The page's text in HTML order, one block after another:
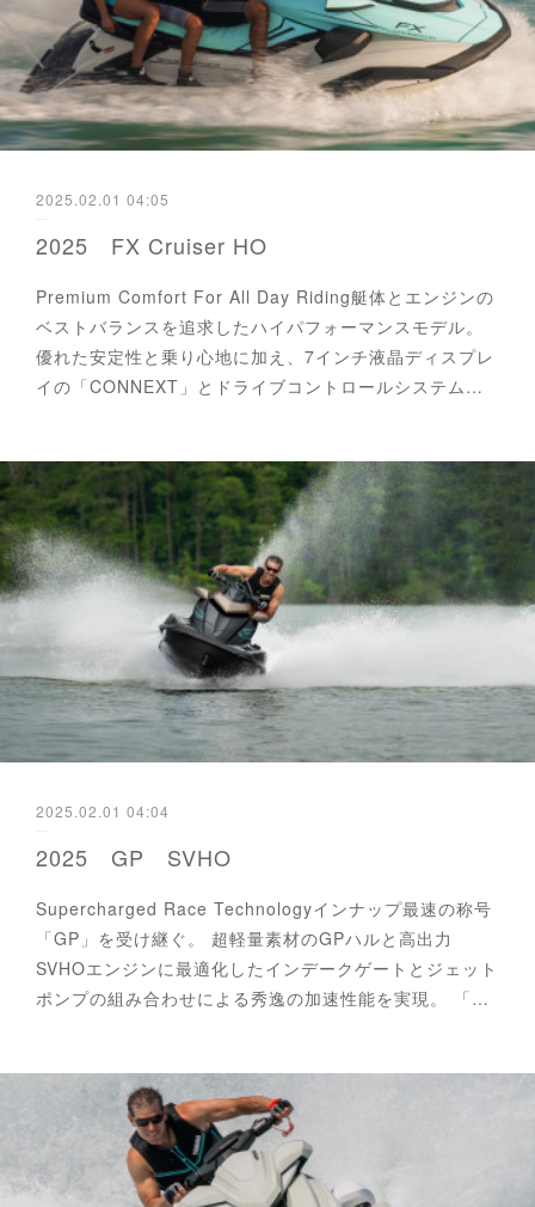
2025.02.01 04:05
2025 FX Cruiser HO
Premium Comfort For All Day Riding艇体とエンジンの
ベストバランスを追求したハイパフォーマンスモデル。
優れた安定性と乗り心地に加え、7インチ液晶ディスプレ
イの「CONNEXT」とドライブコントロールシステム…
2025.02.01 04:04
2025 GP SVHO
Supercharged Race Technologyインナップ最速の称号
「GP」を受け継ぐ。 超軽量素材のGPハルと高出力
SVHOエンジンに最適化したインデークゲートとジェット
ポンプの組み合わせによる秀逸の加速性能を実現。 「…